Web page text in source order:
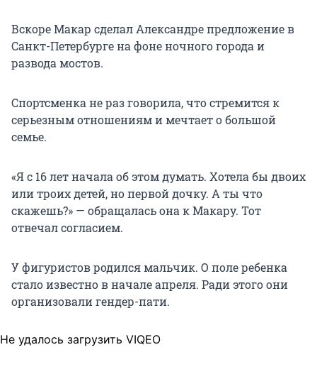
Вскоре Макар сделал Александре предложение в
Санкт-Петербурге на фоне ночного города и
развода мостов.
Спортсменка не раз говорила, что стремится к
серьезным отношениям и мечтает о большой
семье.
«Я с 16 лет начала об этом думать. Хотела бы двоих
или троих детей, но первой дочку. А ты что
скажешь?» — обращалась она к Макару. Тот
отвечал согласием.
У фигуристов родился мальчик. О поле ребенка
стало известно в начале апреля. Ради этого они
организовали гендер-пати.
Не удалось загрузить VIQEO